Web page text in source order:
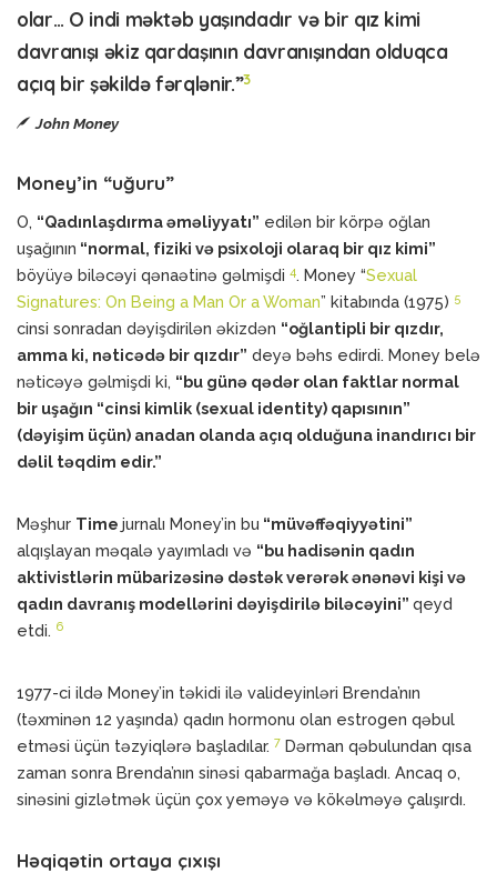
olar… O indi məktəb yaşındadır və bir qız kimi
davranışı əkiz qardaşının davranışından olduqca
açıq bir şəkildə fərqlənir.”3
John Money
Money’in “uğuru”
O, “Qadınlaşdırma əməliyyatı” edilən bir körpə oğlan
uşağının “normal, fiziki və psixoloji olaraq bir qız kimi”
böyüyə biləcəyi qənaətinə gəlmişdi 4. Money “Sexual
Signatures: On Being a Man Or a Woman” kitabında (1975) 5
cinsi sonradan dəyişdirilən əkizdən “oğlantipli bir qızdır,
amma ki, nəticədə bir qızdır” deyə bəhs edirdi. Money belə
nəticəyə gəlmişdi ki, “bu günə qədər olan faktlar normal
bir uşağın “cinsi kimlik (sexual identity) qapısının”
(dəyişim üçün) anadan olanda açıq olduğuna inandırıcı bir
dəlil təqdim edir.”
Məşhur Time jurnalı Money’in bu “müvəffəqiyyətini”
alqışlayan məqalə yayımladı və “bu hadisənin qadın
aktivistlərin mübarizəsinə dəstək verərək ənənəvi kişi və
qadın davranış modellərini dəyişdirilə biləcəyini” qeyd
etdi. 6
1977-ci ildə Money’in təkidi ilə valideyinləri Brenda’nın
(təxminən 12 yaşında) qadın hormonu olan estrogen qəbul
etməsi üçün təzyiqlərə başladılar. 7 Dərman qəbulundan qısa
zaman sonra Brenda’nın sinəsi qabarmağa başladı. Ancaq o,
sinəsini gizlətmək üçün çox yeməyə və kökəlməyə çalışırdı.
Həqiqətin ortaya çıxışı